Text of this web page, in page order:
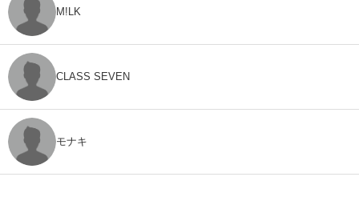
M!LK
CLASS SEVEN
モナキ